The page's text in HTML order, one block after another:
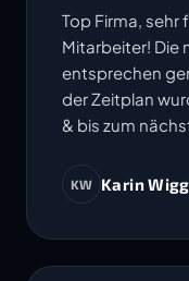
Top Firma,
Mitarbeiter! Die
entsprechen
der Zeitplan
& bis zum
KW Karin